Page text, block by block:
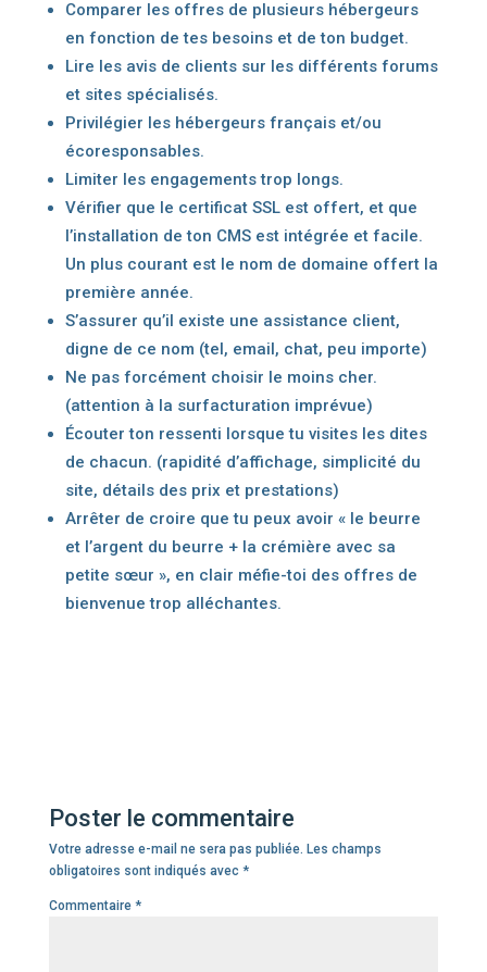
Comparer les offres de plusieurs hébergeurs
en fonction de tes besoins et de ton budget.
Lire les avis de clients sur les différents forums
et sites spécialisés.
Privilégier les hébergeurs français et/ou
écoresponsables.
Limiter les engagements trop longs.
Vérifier que le certificat SSL est offert, et que
l’installation de ton CMS est intégrée et facile.
Un plus courant est le nom de domaine offert la
première année.
S’assurer qu’il existe une assistance client,
digne de ce nom (tel, email, chat, peu importe)
Ne pas forcément choisir le moins cher.
(attention à la surfacturation imprévue)
Écouter ton ressenti lorsque tu visites les dites
de chacun. (rapidité d’affichage, simplicité du
site, détails des prix et prestations)
Arrêter de croire que tu peux avoir « le beurre
et l’argent du beurre + la crémière avec sa
petite sœur », en clair méfie-toi des offres de
bienvenue trop alléchantes.
Poster le commentaire
Votre adresse e-mail ne sera pas publiée. Les champs
obligatoires sont indiqués avec *
Commentaire *